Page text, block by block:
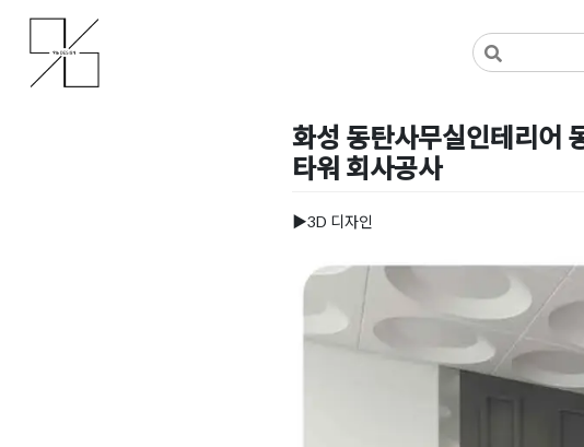
content
사무실인테리어 디자인 공사 비용견적 플랫폼
사무실인테리어 916
화성 동탄사무실인테리어
타워 회사공사
Posted on
▶3D 디자인